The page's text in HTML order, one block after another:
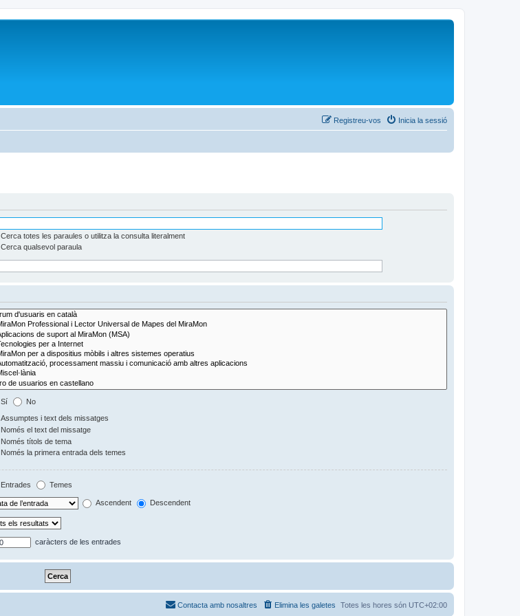
Inicia la sessió
Registreu-vos
Cerca totes les paraules o utilitza la consulta literalment
Cerca qualsevol paraula
Sí No
Assumptes i text dels missatges
Només el text del missatge
Només títols de tema
Només la primera entrada dels temes
Entrades Temes
Ascendent Descendent
caràcters de les entrades
Totes les hores són UTC+02:00
Elimina les galetes
Contacta amb nosaltres